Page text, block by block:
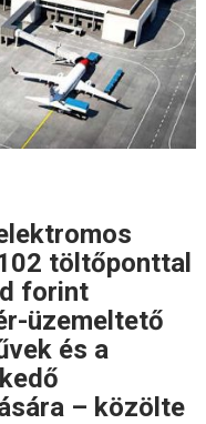
töltőponttal
forint
üzemeltető
és a
– közölte